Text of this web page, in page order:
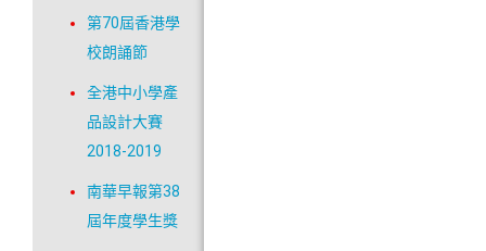
第70屆香港學
校朗誦節
全港中小學產
品設計大賽
2018-2019
南華早報第38
屆年度學生獎